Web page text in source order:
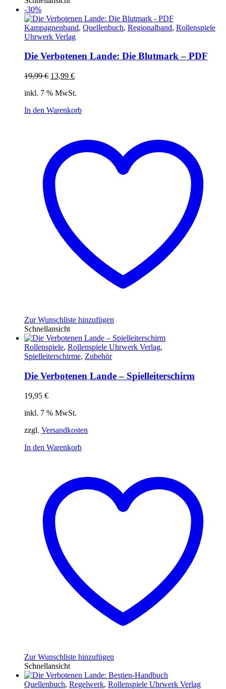
-30%
Kampagnenband, Quellenbuch, Regionalband, Rollenspiele
Uhrwerk Verlag
Die Verbotenen Lande: Die Blutmark – PDF
19,99€ Ursprünglicher
war:
13,99 €Aktueller
ist:
inkl. 7 % MwSt.
In den Warenkorb
Zur Wunschliste hinzufügen
Schnellansicht
Rollenspiele, Rollenspiele Uhrwerk Verlag,
Spielleiterschirme, Zubehör
Die Verbotenen Lande – Spielleiterschirm
19,95 €
inkl. 7 % MwSt.
zzgl. Versandkosten
In den Warenkorb
Zur Wunschliste hinzufügen
Schnellansicht
Quellenbuch, Regelwerk, Rollenspiele Uhrwerk Verlag